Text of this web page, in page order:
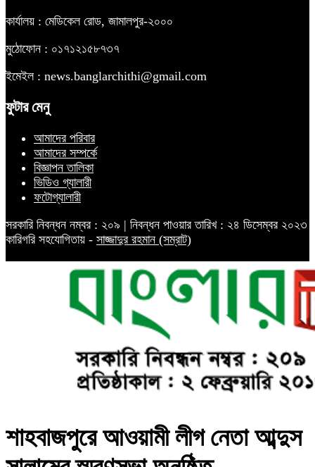
কার্যালয় : মেডিকেল রোড, জামালপুর-২০০০
মুঠোফোন : ০১৭১২১৫৮৭৩৭
ইমেইল : news.banglarchithi@gmail.com
ফুটার মেনু
আমাদের পরিবার
আমাদের সম্পর্কে
বিজ্ঞাপন তালিকা
ভিডিও গ্যালারী
ফটোগ্যালারী
সরকারি নিবন্ধন নম্বর : ২০৯ | নিবন্ধন পাওয়ার তারিখ : ২৪ ডিসেম্বর ২০২৩
কারিগরি সহযোগিতায় - সাজ্জাদুর রহমান (সম্রাট)
শাহবাজপুরে আওয়ামী লীগ নেতা আব্দুস